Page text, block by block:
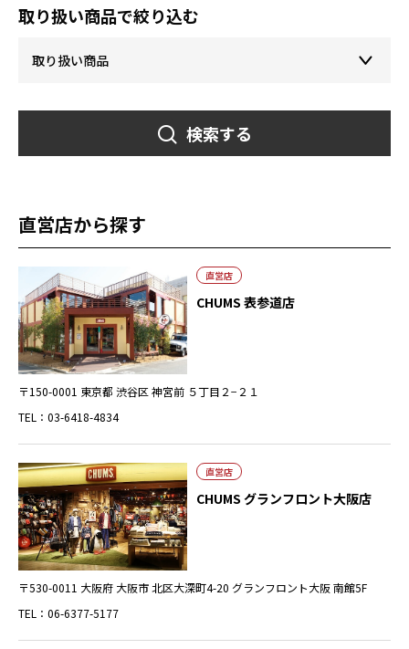
取り扱い商品で絞り込む
検索する
直営店から探す
直営店
CHUMS 表参道店
〒150-0001 東京都 渋谷区 神宮前 ５丁目２−２１
TEL：03-6418-4834
直営店
CHUMS グランフロント大阪店
〒530-0011 大阪府 大阪市 北区大深町4-20 グランフロント大阪 南館5F
TEL：06-6377-5177